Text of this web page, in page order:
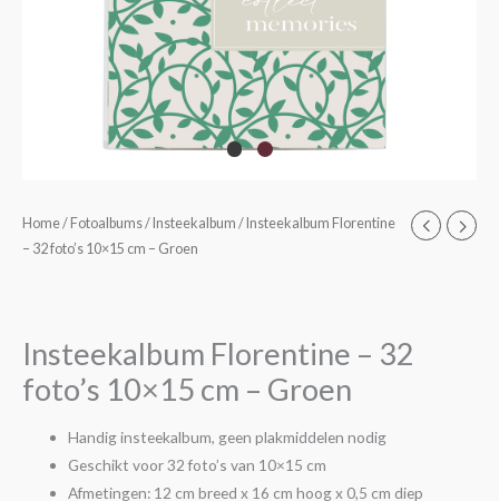
Home/ Fotoalbums/ Insteekalbum / Insteekalbum Florentine
– 32 foto’s 10×15 cm – Groen
Insteekalbum Florentine – 32
foto’s 10×15 cm – Groen
Handig insteekalbum, geen plakmiddelen nodig
Geschikt voor 32 foto’s van 10×15 cm
Afmetingen: 12 cm breed x 16 cm hoog x 0,5 cm diep
Insteekalbum
Florentine
10x15
cm
Groen
aantal